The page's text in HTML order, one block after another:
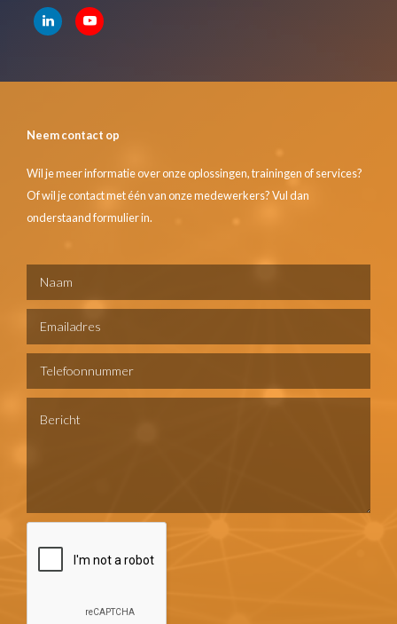
Neem contact op
Wil je meer informatie over onze oplossingen, trainingen of services?
Of wil je contact met één van onze medewerkers? Vul dan
onderstaand formulier in.